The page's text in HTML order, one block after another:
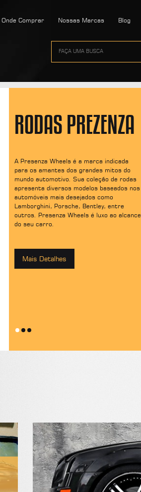
Onde Comprar Nossas Marcas Blog
RODAS PREZENZA
A Presenza Wheels é a marca indicada
para os amantes dos grandes mitos do
mundo automotivo. Sua coleção de rodas
apresenta diversos modelos baseados nos
automóveis mais desejados como
Lamborghini, Porsche, Bentley, entre
outros. Presenza Wheels é luxo ao alcance
do seu carro.
Mais Detalhes